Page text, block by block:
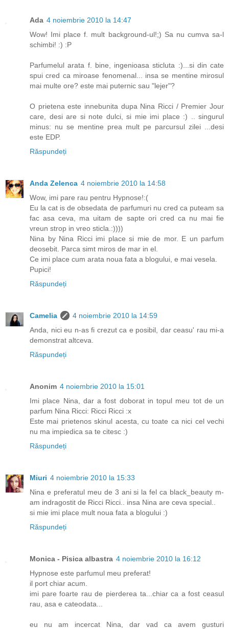
Ada 4 noiembrie 2010 la 14:47
Wow! Imi place f. mult background-ul!;) Sa nu cumva sa-l
schimbi! :) :P
Parfumelul arata f. bine, ingenioasa sticluta :)...si din cate
spui cred ca miroase fenomenal... insa se mentine mirosul
mai multe ore? este mai puternic sau "lejer"?
O prietena este innebunita dupa Nina Ricci / Premier Jour
care, desi are si note dulci, si mie imi place :) .. singurul
minus: nu se mentine prea mult pe parcursul zilei ...desi
este EDP.
Răspundeți
Anda Zelenca 4 noiembrie 2010 la 14:58
Wow, imi pare rau pentru Hypnose!:(
Eu la cat is de obsedata de parfumuri nu cred ca puteam sa
fac asa ceva, ma uitam de sapte ori cred ca nu mai fie
vreun strop in vreo sticla.:))))
Nina by Nina Ricci imi place si mie de mor. E un parfum
deosebit. Parca simt miros de mar in el.
Ce imi place cum arata noua fata a blogului, e mai vesela.
Pupici!
Răspundeți
Camelia
4 noiembrie 2010 la 14:59
Anda, nici eu n-as fi crezut ca e posibil, dar ceasu' rau mi-a
demonstrat altceva.
Răspundeți
Anonim 4 noiembrie 2010 la 15:01
Imi place Nina, dar a fost doborat in topul meu tot de un
parfum Nina Ricci: Ricci Ricci :x
Este mai prietenos skinul acesta, cu toate ca nici cel vechi
nu ma impiedica sa te citesc :)
Răspundeți
Miuri 4 noiembrie 2010 la 15:33
Nina e preferatul meu de 3 ani si la fel ca black_beauty m-
am indragostit de Ricci Ricci.. insa Nina are ceva special..
si mie imi place mult noua fata a blogului :)
Răspundeți
Monica - Pisica albastra 4 noiembrie 2010 la 16:12
Hypnose este parfumul meu preferat!
il port chiar acum.
imi pare foarte rau de pierderea ta...chiar ca a fost ceasul
rau, asa e cateodata...
eu nu am incercat Nina, dar vad ca avem gusturi